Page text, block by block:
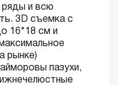
ряды и всю
3D съемка с
16*18 см и
рынке)
пазухи,